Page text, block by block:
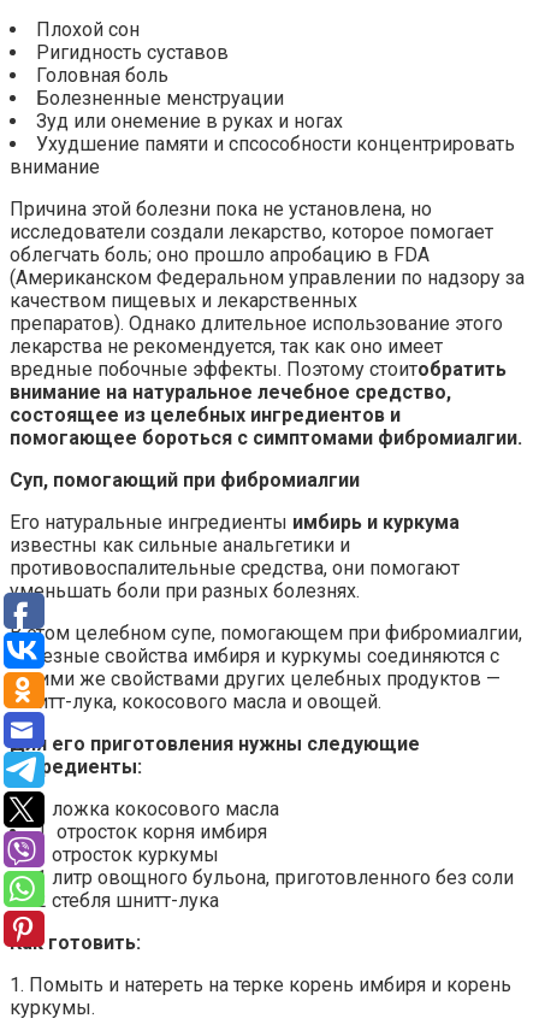
Плохой сон
Ригидность суставов
Головная боль
Болезненные менструации
Зуд или онемение в руках и ногах
Ухудшение памяти и спсособности концентрировать
внимание
Причина этой болезни пока не установлена, но
исследователи создали лекарство, которое помогает
облегчать боль; оно прошло апробацию в FDA
(Американском Федеральном управлении по надзору за
качеством пищевых и лекарственных
препаратов). Однако длительное использование этого
лекарства не рекомендуется, так как оно имеет
вредные побочные эффекты. Поэтому стоитобратить
внимание на натуральное лечебное средство,
состоящее из целебных ингредиентов и
помогающее бороться с симптомами фибромиалгии.
Суп, помогающий при фибромиалгии
Его натуральные ингредиенты имбирь и куркума
известны как сильные анальгетики и
противовоспалительные средства, они помогают
уменьшать боли при разных болезнях.
В этом целебном супе, помогающем при фибромиалгии,
полезные свойства имбиря и куркумы соединяются с
такими же свойствами других целебных продуктов —
шнитт-лука, кокосового масла и овощей.
Для его приготовления нужны следующие
ингредиенты:
1 ложка кокосового масла
1 отросток корня имбиря
1 отросток куркумы
1 литр овощного бульона, приготовленного без соли
2 стебля шнитт-лука
Как готовить:
1. Помыть и натереть на терке корень имбиря и корень
куркумы.